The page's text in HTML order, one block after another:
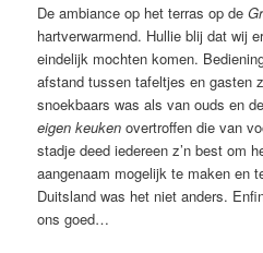
De ambiance op het terras op de
hartverwarmend. Hullie blij dat wij
eindelijk mochten komen.
afstand tussen tafeltjes en gasten
snoekbaars was als van ouds en
eigen keuken overtroffen die van
stadje deed iedereen z’n best om
aangenaam mogelijk te maken en
Duitsland was het niet anders.
ons goed…